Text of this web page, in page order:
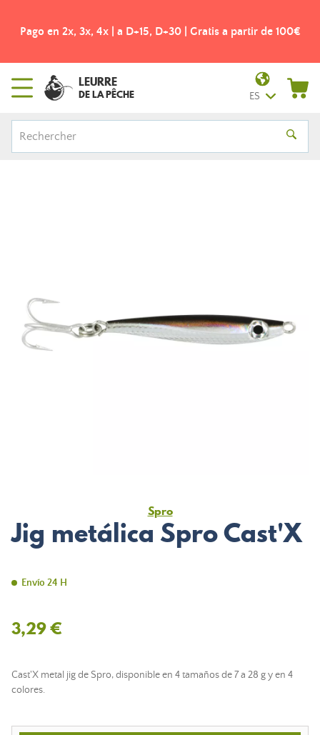
Pago en 2x, 3x, 4x | a D+15, D+30 | Gratis a partir de 100€
LEURRE
DE LA PÊCHE ES
Spro
Jig metálica Spro Cast'X
Envío 24 H
3,29 €
Cast'X metal jig de Spro, disponible en 4 tamaños de 7 a 28 g y en 4
colores.